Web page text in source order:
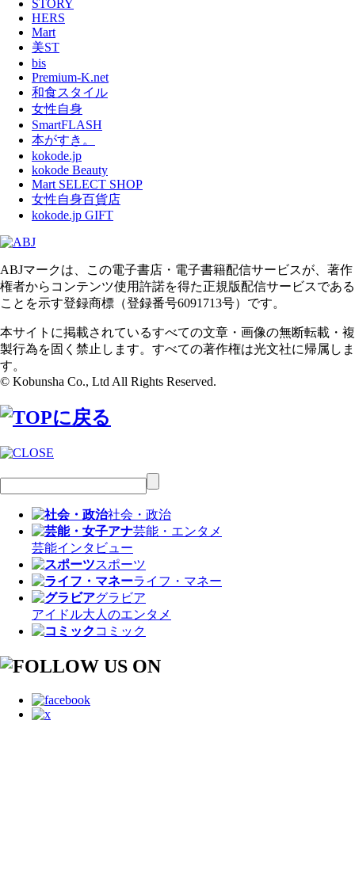
STORY
HERS
Mart
美ST
bis
Premium-K.net
和食スタイル
女性自身
SmartFLASH
本がすき。
kokode.jp
kokode Beauty
Mart SELECT SHOP
女性自身百貨店
kokode.jp GIFT
ABJマークは、この電子書店・電子書籍配信サービスが、著作
権者からコンテンツ使用許諾を得た正規版配信サービスである
ことを示す登録商標（登録番号6091713号）です。
本サイトに掲載されているすべての文章・画像の無断転載・複
製行為を固く禁止します。すべての著作権は光文社に帰属しま
す。
© Kobunsha Co., Ltd All Rights Reserved.
社会・政治
芸能・エンタメ
芸能インタビュー
スポーツ
ライフ・マネー
グラビア
アイドル大人のエンタメ
コミック